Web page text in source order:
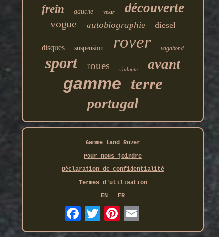
frein gauche velar découverte
vogue autobiographie diesel
disques suspension rover vagabond
sport roues s'adapte avant
gamme terre
portugal
Gamme Land Rover
Pour nous joindre
Déclaration de confidentialité
Termes d'utilisation
EN
FR